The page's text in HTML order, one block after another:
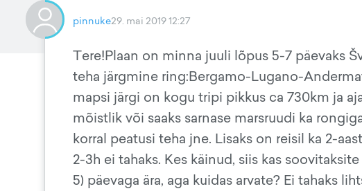
pinnuke29. mai 2019 12:27
Tere!Plaan on minna juuli lõpus 5-7 päevaks
teha järgmine ring:Bergamo-Lugano-
mapsi järgi on kogu tripi pikkus ca 730km ja
mõistlik või saaks sarnase marsruudi ka
korral peatusi teha jne. Lisaks on reisil ka 2-
2-3h ei tahaks. Kes käinud, siis kas
5) päevaga ära, aga kuidas arvate? Ei tahaks